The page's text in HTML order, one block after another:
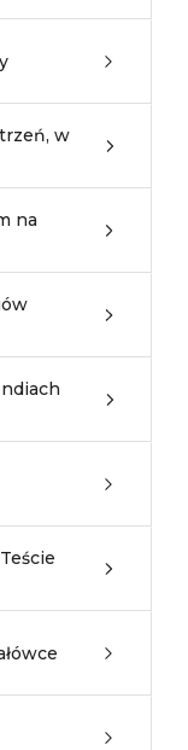
w
na